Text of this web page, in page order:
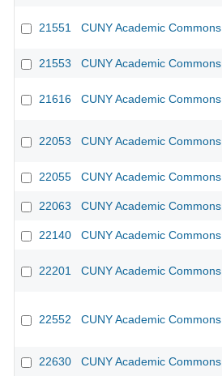
21551 CUNY Academic Commons
21553 CUNY Academic Commons
21616 CUNY Academic Commons
22053 CUNY Academic Commons
22055 CUNY Academic Commons
22063 CUNY Academic Commons
22140 CUNY Academic Commons
22201 CUNY Academic Commons
22552 CUNY Academic Commons
22630 CUNY Academic Commons